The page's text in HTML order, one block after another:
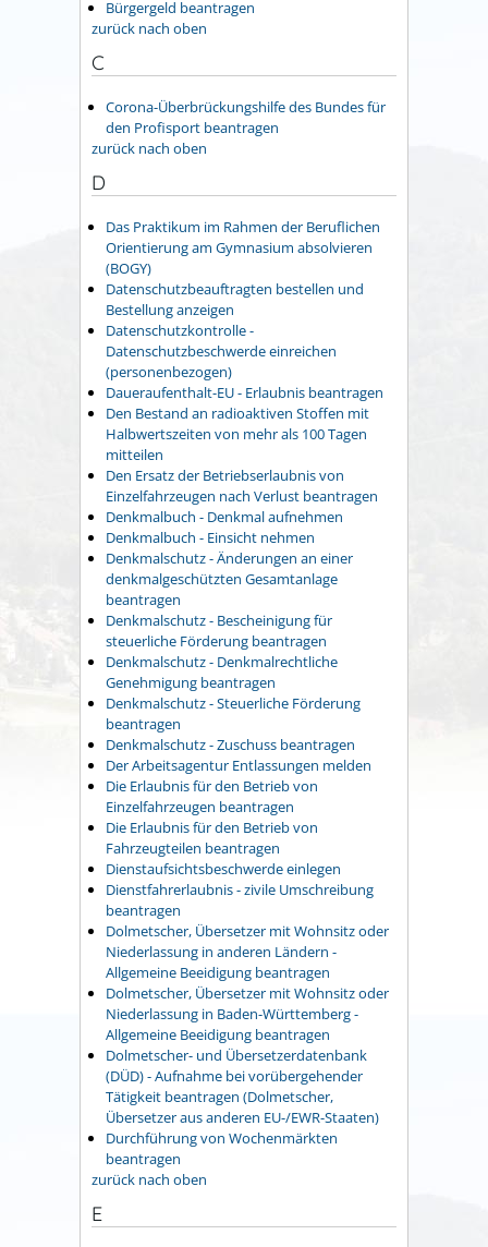
Bürgergeld beantragen
zurück nach oben
C
Corona-Überbrückungshilfe des Bundes für
den Profisport beantragen
zurück nach oben
D
Das Praktikum im Rahmen der Beruflichen
Orientierung am Gymnasium absolvieren
(BOGY)
Datenschutzbeauftragten bestellen und
Bestellung anzeigen
Datenschutzkontrolle -
Datenschutzbeschwerde einreichen
(personenbezogen)
Daueraufenthalt-EU - Erlaubnis beantragen
Den Bestand an radioaktiven Stoffen mit
Halbwertszeiten von mehr als 100 Tagen
mitteilen
Den Ersatz der Betriebserlaubnis von
Einzelfahrzeugen nach Verlust beantragen
Denkmalbuch - Denkmal aufnehmen
Denkmalbuch - Einsicht nehmen
Denkmalschutz - Änderungen an einer
denkmalgeschützten Gesamtanlage
beantragen
Denkmalschutz - Bescheinigung für
steuerliche Förderung beantragen
Denkmalschutz - Denkmalrechtliche
Genehmigung beantragen
Denkmalschutz - Steuerliche Förderung
beantragen
Denkmalschutz - Zuschuss beantragen
Der Arbeitsagentur Entlassungen melden
Die Erlaubnis für den Betrieb von
Einzelfahrzeugen beantragen
Die Erlaubnis für den Betrieb von
Fahrzeugteilen beantragen
Dienstaufsichtsbeschwerde einlegen
Dienstfahrerlaubnis - zivile Umschreibung
beantragen
Dolmetscher, Übersetzer mit Wohnsitz oder
Niederlassung in anderen Ländern -
Allgemeine Beeidigung beantragen
Dolmetscher, Übersetzer mit Wohnsitz oder
Niederlassung in Baden-Württemberg -
Allgemeine Beeidigung beantragen
Dolmetscher- und Übersetzerdatenbank
(DÜD) - Aufnahme bei vorübergehender
Tätigkeit beantragen (Dolmetscher,
Übersetzer aus anderen EU-/EWR-Staaten)
Durchführung von Wochenmärkten
beantragen
zurück nach oben
E